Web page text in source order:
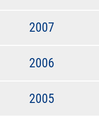
2007
2006
2005